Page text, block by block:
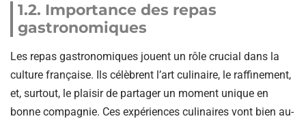
1.2. Importance des repas
gastronomiques
Les repas gastronomiques jouent un rôle crucial dans la
culture française. Ils célèbrent l’art culinaire, le raffinement,
et, surtout, le plaisir de partager un moment unique en
bonne compagnie. Ces expériences culinaires vont bien au-